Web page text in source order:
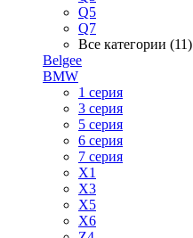
Q5
Q7
Все категории (11)
Belgee
BMW
1 серия
3 серия
5 серия
6 серия
7 серия
X1
X3
X5
X6